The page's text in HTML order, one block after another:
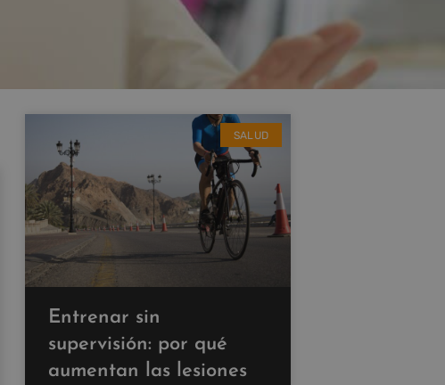
SALUD
Entrenar sin
supervisión: por qué
aumentan las lesiones